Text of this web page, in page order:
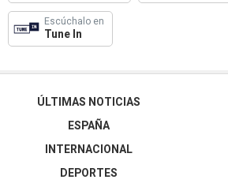
Escúchalo en
Tune In
ÚLTIMAS NOTICIAS
ESPAÑA
INTERNACIONAL
DEPORTES